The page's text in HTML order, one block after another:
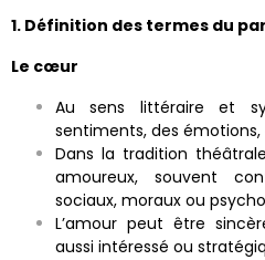
1. Définition des termes du
Le cœur
Au sens littéraire et
sentiments, des émotions,
Dans la tradition
amoureux, souvent
sociaux, moraux ou
L’amour peut être
aussi intéressé ou